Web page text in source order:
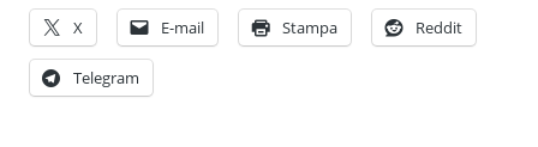
X E-mail Stampa Reddit
Telegram